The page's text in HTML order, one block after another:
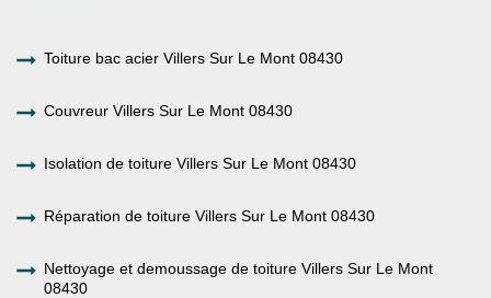
Toiture bac acier Villers Sur Le Mont 08430
Couvreur Villers Sur Le Mont 08430
Isolation de toiture Villers Sur Le Mont 08430
Réparation de toiture Villers Sur Le Mont 08430
Nettoyage et demoussage de toiture Villers Sur Le Mont
08430